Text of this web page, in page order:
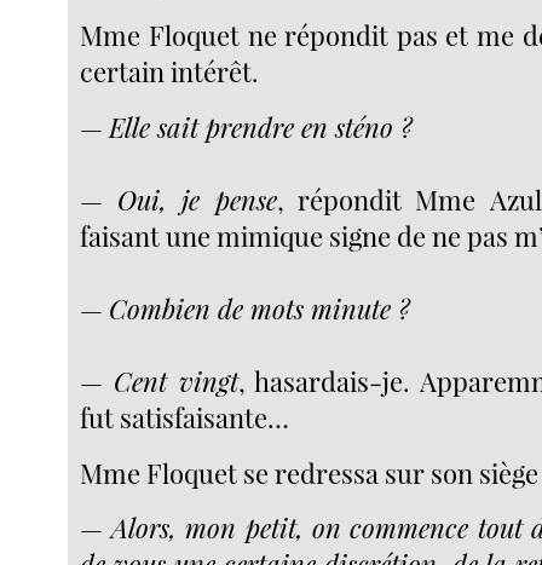
Mme Floquet ne répondit pas et me
certain intérêt.
— Elle sait prendre en sténo ?
— Oui, je pense, répondit Mme
faisant une mimique signe de ne pas
— Combien de mots minute ?
— Cent vingt, hasardais-je.
fut satisfaisante…
Mme Floquet se redressa sur son
—Alors, mon petit, on commence tout